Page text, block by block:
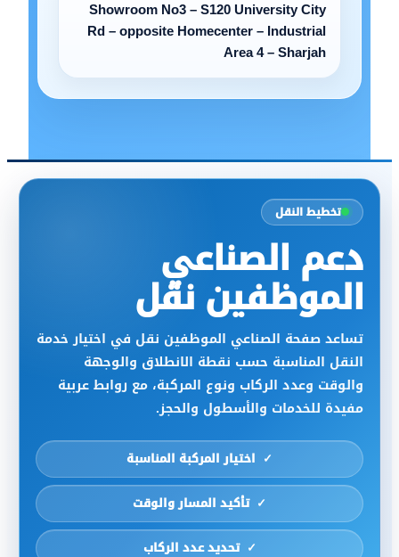
Showroom No3 – S120 University City
Rd – opposite Homecenter – Industrial
Area 4 – Sharjah
تخطيط النقل
دعم الصناعي
الموظفين نقل
تساعد صفحة الصناعي الموظفين نقل في اختيار خدمة
النقل المناسبة حسب نقطة الانطلاق والوجهة
والوقت وعدد الركاب ونوع المركبة، مع روابط عربية
مفيدة للخدمات والأسطول والحجز.
اختيار المركبة المناسبة
تأكيد المسار والوقت
تحديد عدد الركاب